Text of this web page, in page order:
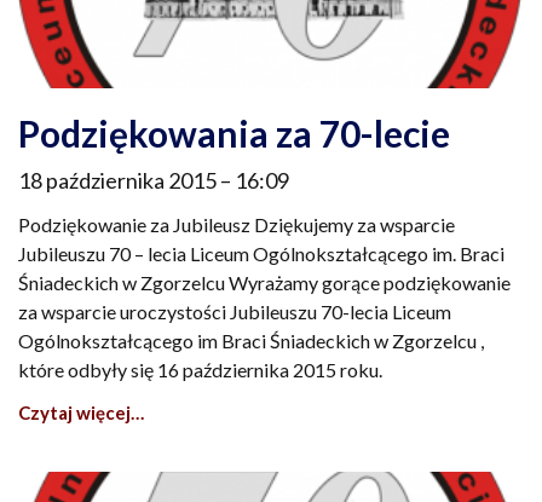
Podziękowania za 70-lecie
18 października 2015 16:09
Podziękowanie za Jubileusz Dziękujemy za wsparcie
Jubileuszu 70 – lecia Liceum Ogólnokształcącego im. Braci
Śniadeckich w Zgorzelcu Wyrażamy gorące podziękowanie
za wsparcie uroczystości Jubileuszu 70-lecia Liceum
Ogólnokształcącego im Braci Śniadeckich w Zgorzelcu ,
które odbyły się 16 października 2015 roku.
Czytaj więcej…